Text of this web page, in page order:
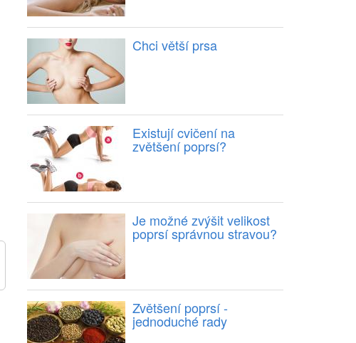
Chci větší prsa
Existují cvičení na
zvětšení poprsí?
Je možné zvýšit velikost
poprsí správnou stravou?
Zvětšení poprsí -
jednoduché rady